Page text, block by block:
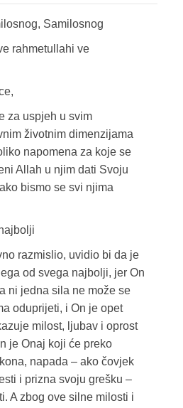
Samilosnog
rahmetullahi ve
za uspjeh u svim
životnim dimenzijama
napomena za koje se
Allah u njim dati Svoju
bismo se svi njima
razmislio, uvidio bi da je
od svega najbolji, jer On
ni jedna sila ne može se
oduprijeti, i On je opet
milost, ljubav i oprost
je Onaj koji će preko
napada – ako čovjek
i prizna svoju grešku –
A zbog ove silne milosti i